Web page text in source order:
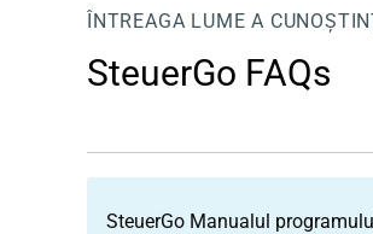
ÎNTREAGA LUME A
SteuerGo FAQs
SteuerGo Manualul